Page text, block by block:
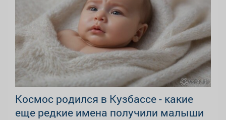
Космос родился в Кузбассе - какие
еще редкие имена получили малыши